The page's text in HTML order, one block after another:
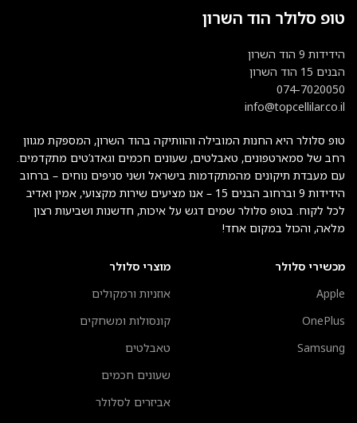
טופ סלולר הוד השרון
הידידות 9 הוד השרון
הבנים 15 הוד השרון
074-7020050
info@topcellilar.co.il
טופ סלולר היא החנות המובילה והוותיקה בהוד השרון, המספקת מגוון
רחב של סמארטפונים, טאבלטים, שעונים חכמים וגאדג’טים מתקדמים.
עם מעבדת תיקונים מהמתקדמות בישראל ושני סניפים נוחים – ברחוב
הידידות 9 וברחוב הבנים 15 – אנו מציעים שירות מקצועי, אמין ואדיב
לכל לקוח. בטופ סלולר שמים דגש על איכות, חדשנות ושביעות רצון
מלאה, והכול במקום אחד!
מכשירי סלולר
Apple
OnePlus
Samsung
מוצרי סלולר
אוזניות ורמקולים
קונסולות ומשחקים
טאבלטים
שעונים חכמים
אביזרים לסלולר